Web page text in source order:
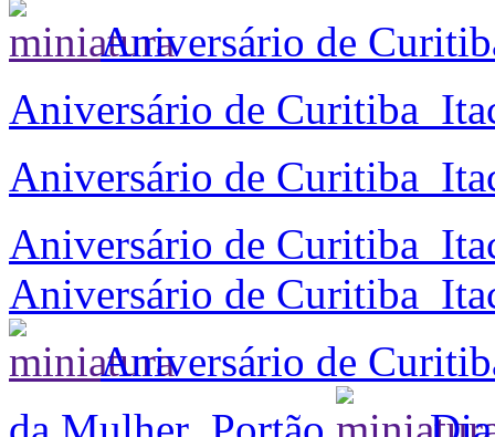
Aniversário de
Aniversário de
Aniversário de
Aniversário de
Aniversário de
Aniversário de